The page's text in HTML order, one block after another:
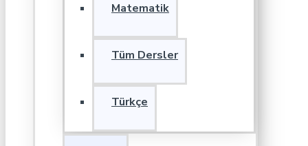
Matematik
Tüm Dersler
Türkçe